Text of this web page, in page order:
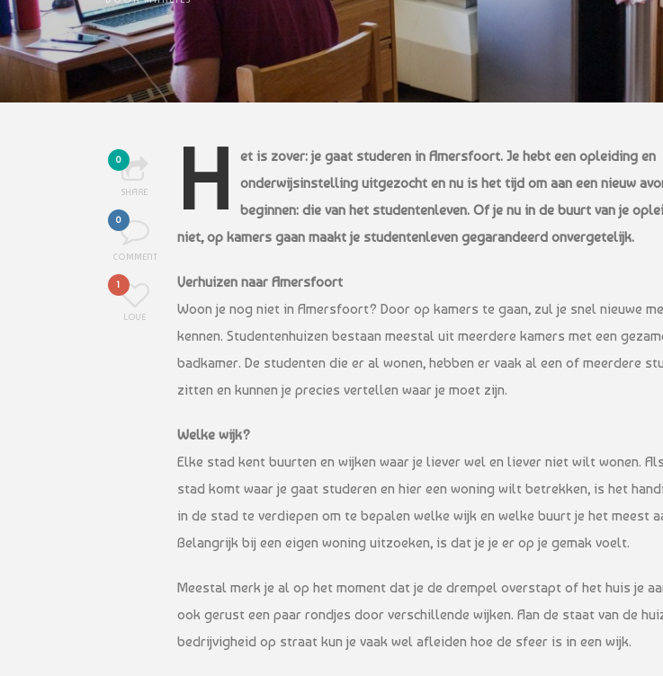
0
SHARE
0
COMMENT
1
LOVE
H
et is zover: je gaat studeren in Amersfoort. Je hebt een opleiding en
onderwijsinstelling uitgezocht en nu is het tijd om aan een nieuw
beginnen: die van het studentenleven. Of je nu in de buurt van je
niet, op kamers gaan maakt je studentenleven gegarandeerd onvergetelijk.
Verhuizen naar Amersfoort
Woon je nog niet in Amersfoort? Door op kamers te gaan, zul je snel nieuwe
kennen. Studentenhuizen bestaan meestal uit meerdere kamers met een
badkamer. De studenten die er al wonen, hebben er vaak al een of meerdere
zitten en kunnen je precies vertellen waar je moet zijn.
Welke wijk?
Elke stad kent buurten en wijken waar je liever wel en liever niet wilt wonen.
stad komt waar je gaat studeren en hier een woning wilt betrekken, is het
in de stad te verdiepen om te bepalen welke wijk en welke buurt je het meest
Belangrijk bij een eigen woning uitzoeken, is dat je je er op je gemak voelt.
Meestal merk je al op het moment dat je de drempel overstapt of het huis je
ook gerust een paar rondjes door verschillende wijken. Aan de staat van de
bedrijvigheid op straat kun je vaak wel afleiden hoe de sfeer is in een wijk.